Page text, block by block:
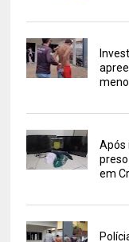
Após
em